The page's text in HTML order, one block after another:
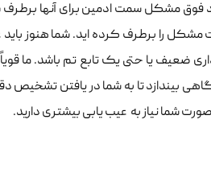
فوق مشکل سمت ادمین برای آنها
را برطرف کرده اید. شما هنوز باید
ضعیف یا حتی یک تابع تم باشد. ما
شما نیاز به عیب یابی بیشتری دارید.